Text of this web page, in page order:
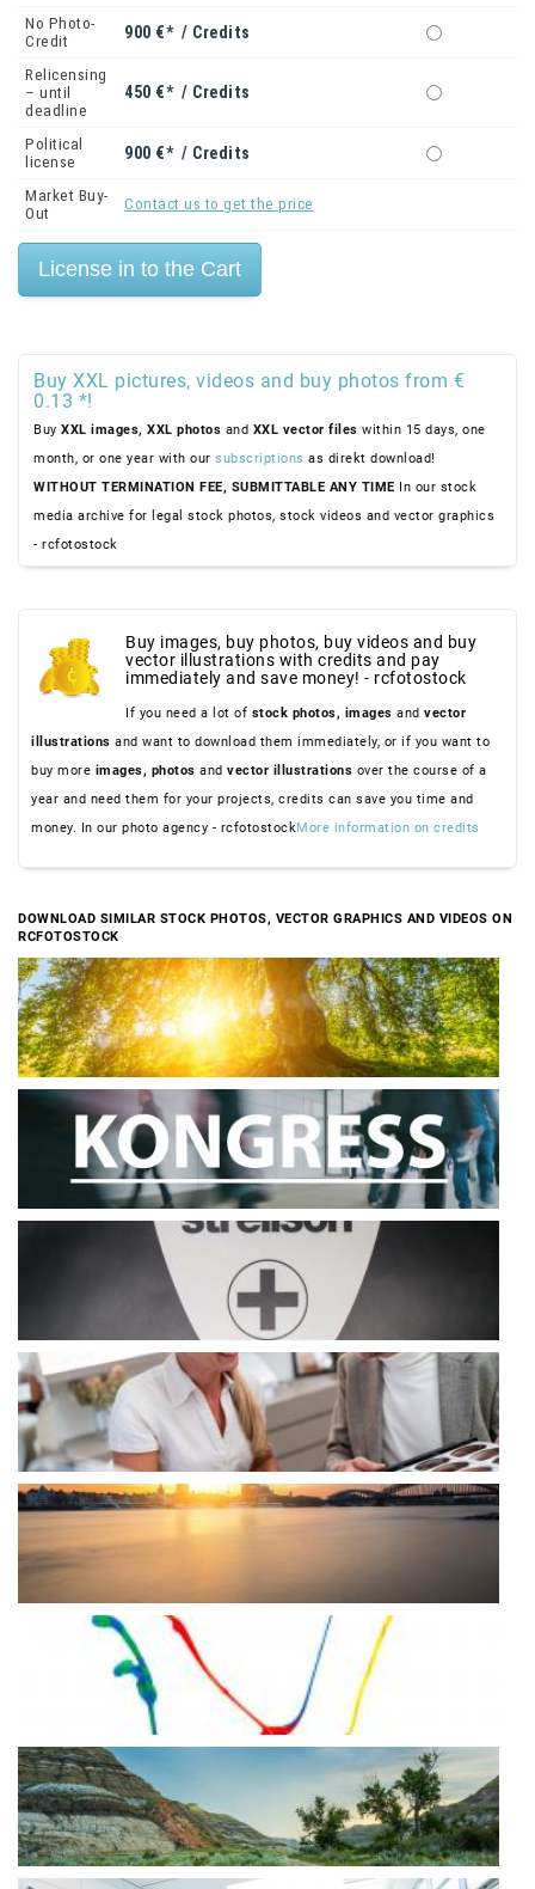
No Photo-
Credit
900 €* / Credits
Relicensing
– until
deadline
450 €* / Credits
Political
license
900 €* / Credits
Market Buy-
Out
Contact us to get the price
Buy XXL pictures, videos and buy photos from €
0.13 *!
Buy XXL images, XXL photos and XXL vector files within 15 days, one
month, or one year with our subscriptions as direkt download!
WITHOUT TERMINATION FEE, SUBMITTABLE ANY TIME In our stock
media archive for legal stock photos, stock videos and vector graphics
- rcfotostock
Buy images, buy photos, buy videos and buy
vector illustrations with credits and pay
immediately and save money! - rcfotostock
If you need a lot of stock photos, images and vector
illustrations and want to download them immediately, or if you want to
buy more images, photos and vector illustrations over the course of a
year and need them for your projects, credits can save you time and
money. In our photo agency - rcfotostockMore information on credits
DOWNLOAD SIMILAR STOCK PHOTOS, VECTOR GRAPHICS AND VIDEOS ON
RCFOTOSTOCK